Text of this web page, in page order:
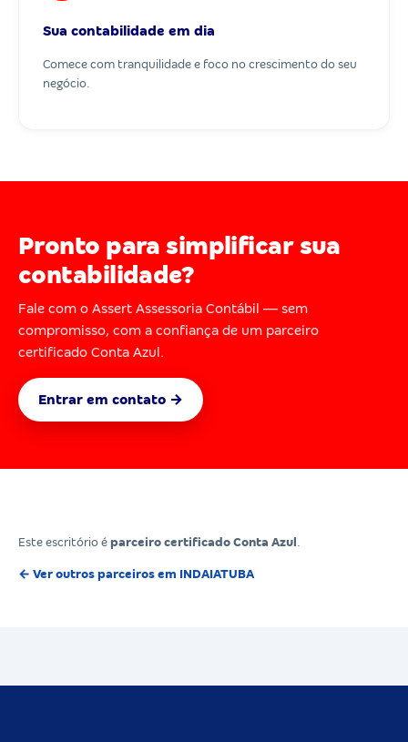
Sua contabilidade em dia
Comece com tranquilidade e foco no crescimento do seu
negócio.
Pronto para simplificar sua
contabilidade?
Fale com o Assert Assessoria Contábil — sem
compromisso, com a confiança de um parceiro
certificado Conta Azul.
Entrar em contato →
Este escritório é parceiro certificado Conta Azul
← Ver outros parceiros em INDAIATUBA